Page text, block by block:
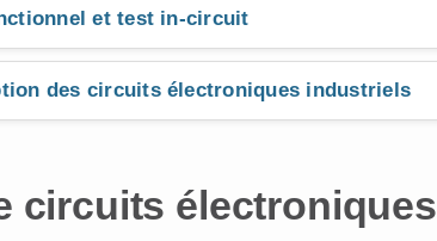
et test in-circuit
des circuits électroniques industriels
circuits électroniques